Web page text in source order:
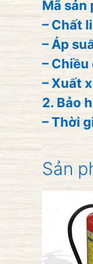
Mã sản
– Chất
– Áp
–
– Xuất
2. Bảo
– Thời
Sản